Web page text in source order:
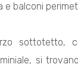
e balconi
sottotetto,
si